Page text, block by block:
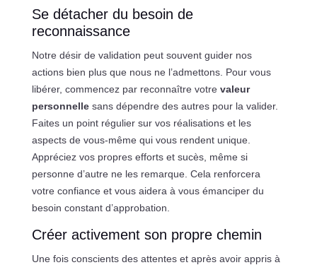
Se détacher du besoin de
reconnaissance
Notre désir de validation peut souvent guider nos
actions bien plus que nous ne l’admettons. Pour vous
libérer, commencez par reconnaître votre valeur
personnellesans dépendre des autres pour la valider.
Faites un point régulier sur vos réalisations et les
aspects de vous-même qui vous rendent unique.
Appréciez vos propres efforts et sucès, même si
personne d’autre ne les remarque. Cela renforcera
votre confiance et vous aidera à vous émanciper du
besoin constant d’approbation.
Créer activement son propre chemin
Une fois conscients des attentes et après avoir appris à